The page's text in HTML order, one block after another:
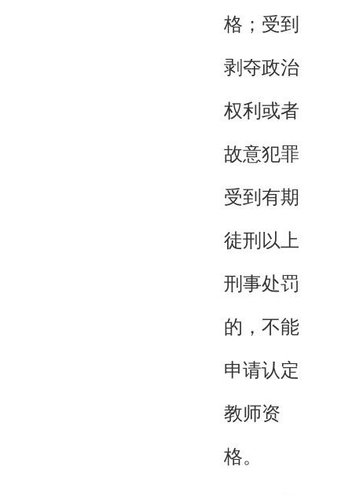
格；受到
剥夺政治
权利或者
故意犯罪
受到有期
徒刑以上
刑事处罚
的，不能
申请认定
教师资
格。